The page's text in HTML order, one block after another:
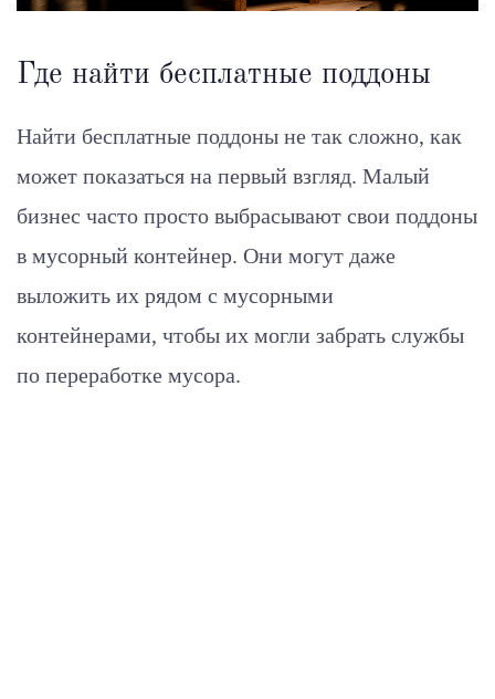
Где найти бесплатные поддоны
Найти бесплатные поддоны не так сложно, как
может показаться на первый взгляд. Малый
бизнес часто просто выбрасывают свои поддоны
в мусорный контейнер. Они могут даже
выложить их рядом с мусорными
контейнерами, чтобы их могли забрать службы
по переработке мусора.